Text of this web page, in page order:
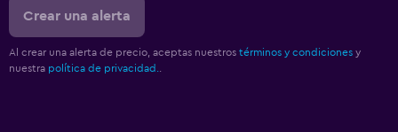
Crear una alerta
Al crear una alerta de precio, aceptas nuestros términos y condiciones y
nuestra política de privacidad..